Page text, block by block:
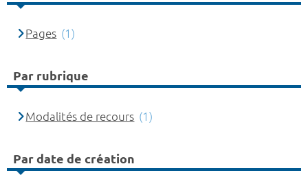
Pages (1)
Par rubrique
Modalités de recours (1)
Par date de création